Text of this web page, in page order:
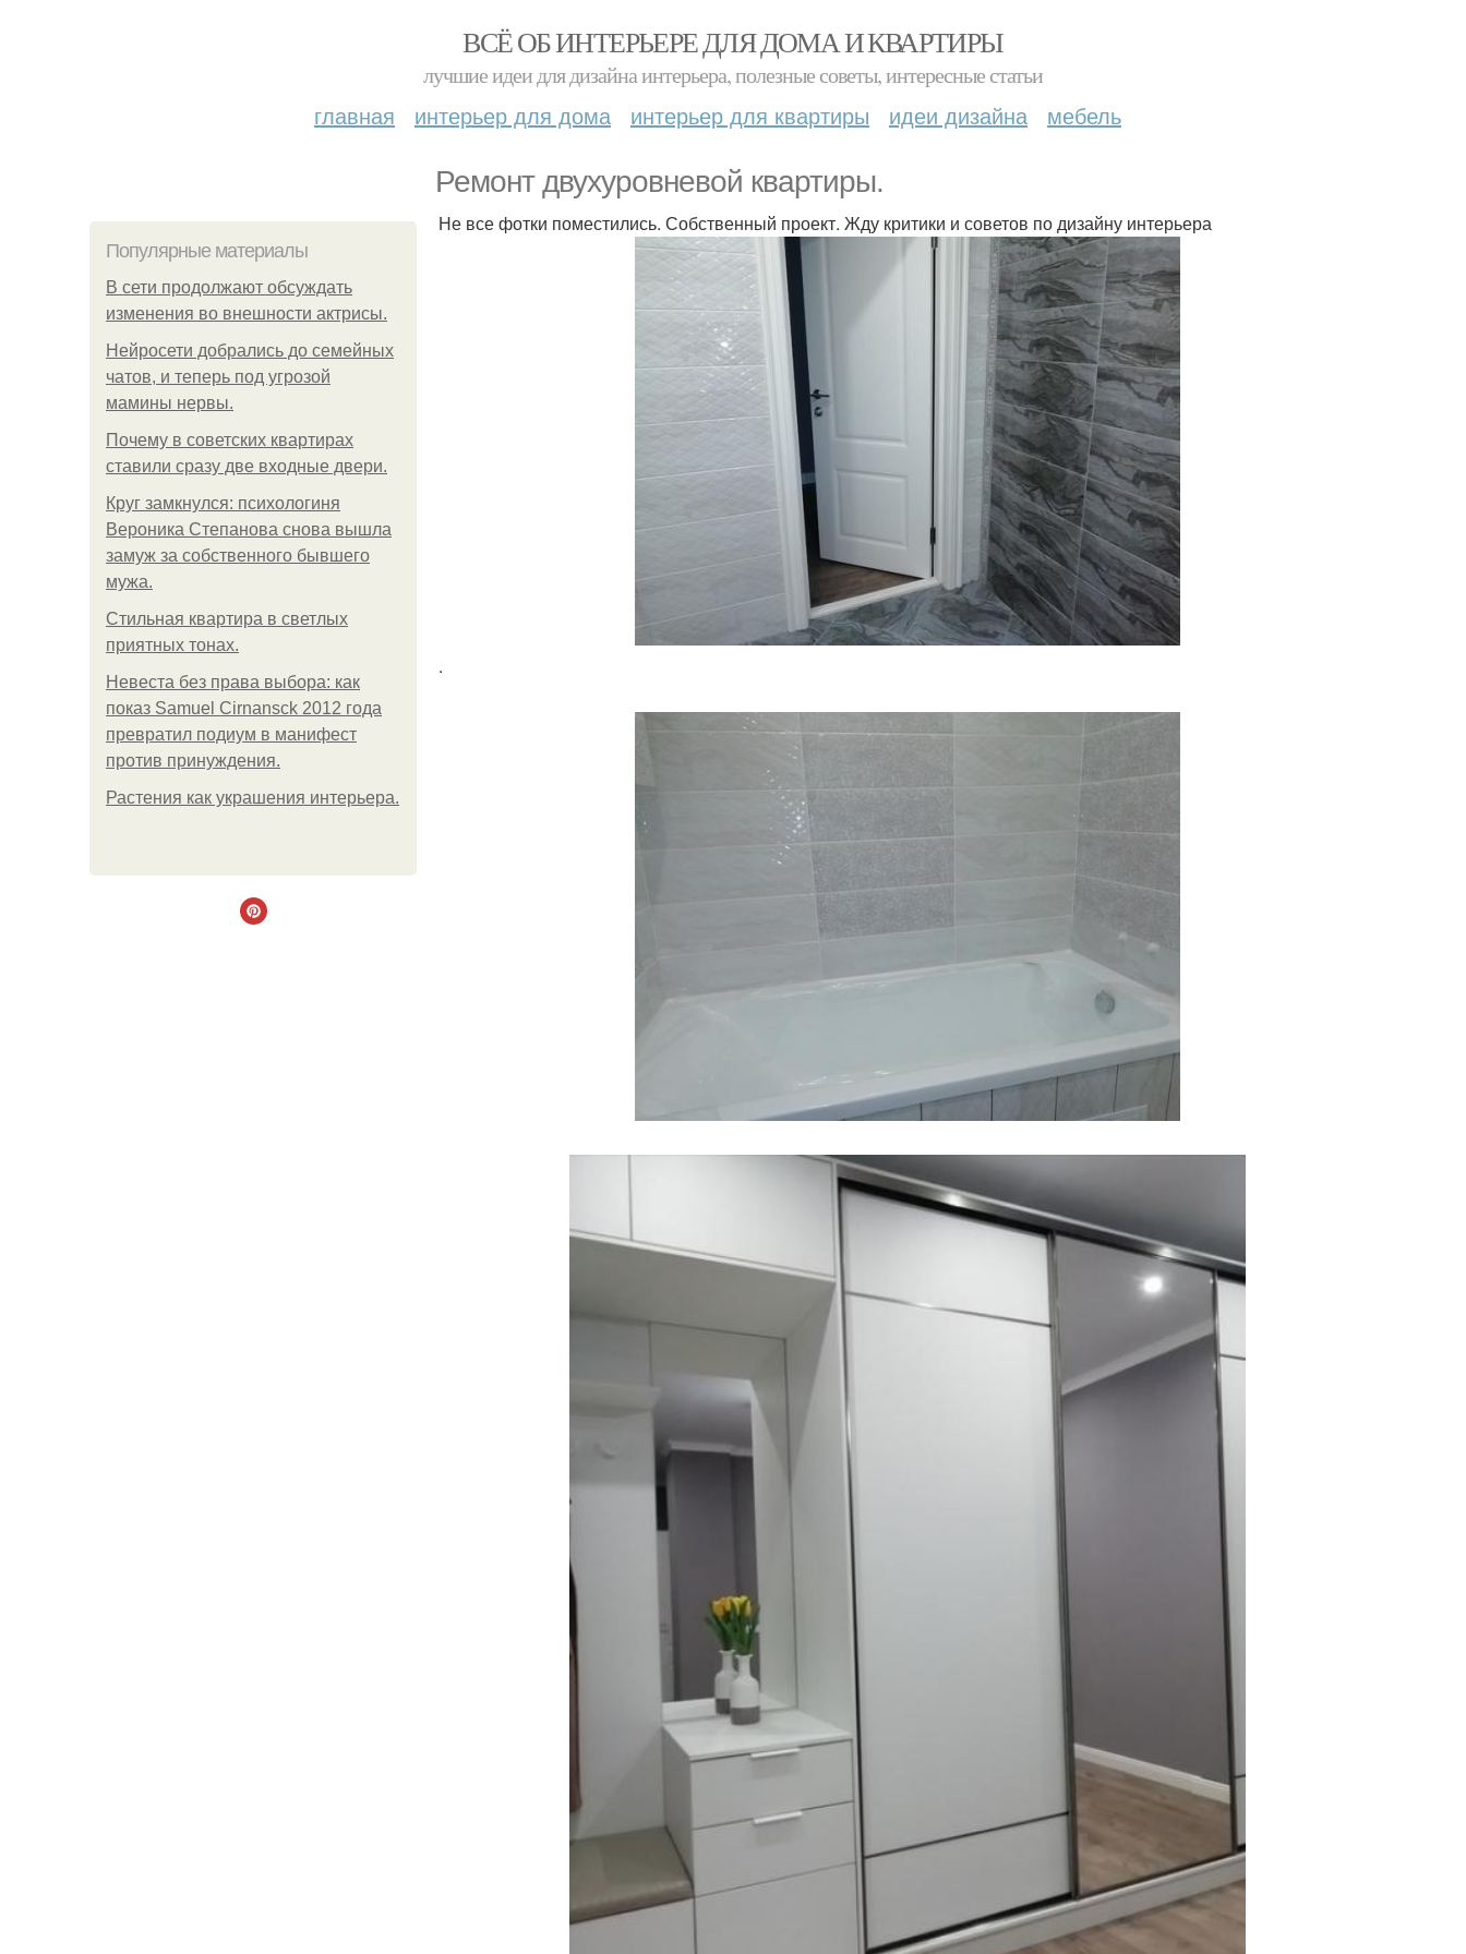
ВСЁ ОБ ИНТЕРЬЕРЕ ДЛЯ ДОМА И КВАРТИРЫ
лучшие идеи для дизайна интерьера, полезные советы, интересные статьи
главная интерьер для дома интерьер для квартиры идеи дизайна мебель
Ремонт двухуровневой квартиры.
Популярные материалы
В сети продолжают обсуждать
изменения во внешности актрисы.
Нейросети добрались до семейных
чатов, и теперь под угрозой
мамины нервы.
Почему в советских квартирах
ставили сразу две входные двери.
Круг замкнулся: психологиня
Вероника Степанова снова вышла
замуж за собственного бывшего
мужа.
Стильная квартира в светлых
приятных тонах.
Невеста без права выбора: как
показ Samuel Cirnansck 2012 года
превратил подиум в манифест
против принуждения.
Растения как украшения интерьера.
Не все фотки поместились. Собственный проект. Жду критики и советов по дизайну интерьера
.